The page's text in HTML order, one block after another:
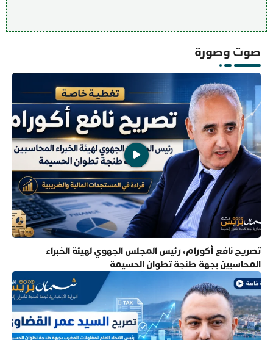
صوت وصورة
تصريح نافع أكورام، رئيس المجلس الجهوي لهيئة الخبراء
المحاسبين بجهة طنجة تطوان الحسيمة